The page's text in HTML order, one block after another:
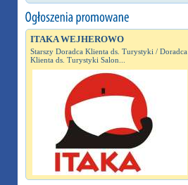
ITAKA WEJHEROWO
Starszy Doradca Klienta ds. Turystyki / Doradca
Klienta ds. Turystyki Salon...